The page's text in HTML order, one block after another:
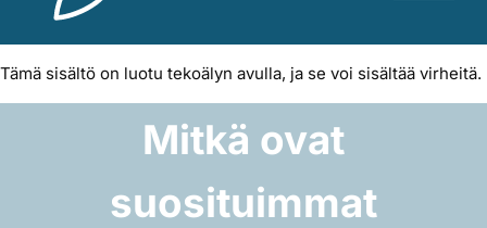
Perämoottorit
Tämä sisältö on luotu tekoälyn avulla, ja se voi sisältää virheitä.
Mitkä ovat
suosituimmat